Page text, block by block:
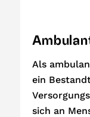
Als
ein
sich an